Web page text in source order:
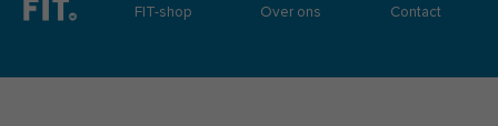
FIT-shop Over ons Contact